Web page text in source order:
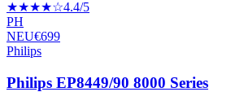
★★★★☆4.4/5
PH
NEU€699
Philips
Philips EP8449/90 8000 Series